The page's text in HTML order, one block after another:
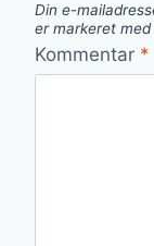
Din e-
er markeret med
Kommentar *